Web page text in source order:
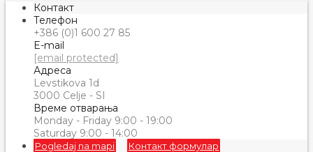
Контакт
Телефон
+386 (0)1 600 27 85
E-mail
[email protected]
Адреса
Levstikova 1d
3000 Celje - SI
Време отварања
Monday - Friday 9:00 - 19:00
Saturday 9:00 - 14:00
Pogledaj na mapi Контакт формулар